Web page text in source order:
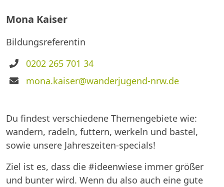
Mona Kaiser
Bildungsreferentin
Telefon
0202 265 701 34
E-
mona.kaiser@wanderjugend-nrw.de
Du findest verschiedene Themengebiete wie:
wandern, radeln, futtern, werkeln und bastel,
sowie unsere Jahreszeiten-specials!
Ziel ist es, dass die #ideenwiese immer größer
und bunter wird. Wenn du also auch eine gute